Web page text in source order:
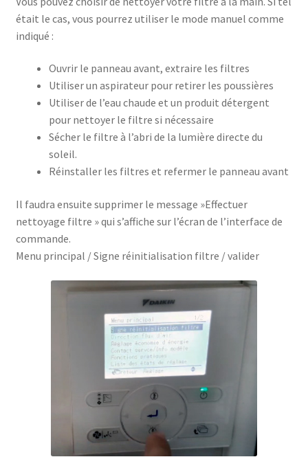
était le cas, vous pourrez utiliser le mode manuel comme
indiqué :
Ouvrir le panneau avant, extraire les filtres
Utiliser un aspirateur pour retirer les poussières
Utiliser de l’eau chaude et un produit détergent
pour nettoyer le filtre si nécessaire
Sécher le filtre à l’abri de la lumière directe du
soleil.
Réinstaller les filtres et refermer le panneau avant
Il faudra ensuite supprimer le message »Effectuer
nettoyage filtre » qui s’affiche sur l’écran de l’interface de
commande.
Menu principal / Signe réinitialisation filtre / valider